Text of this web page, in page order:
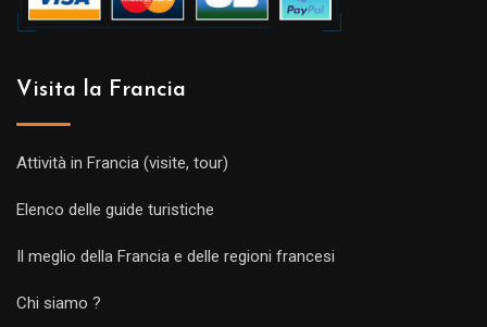
Visita la Francia
Attività in Francia (visite, tour)
Elenco delle guide turistiche
Il meglio della Francia e delle regioni francesi
Chi siamo ?